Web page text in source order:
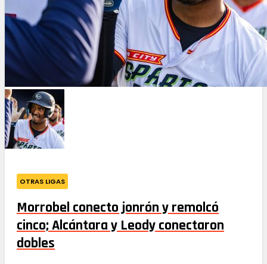
OTRAS LIGAS
Morrobel conecto jonrón y remolcó
cinco; Alcántara y Leody conectaron
dobles